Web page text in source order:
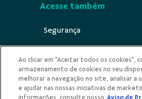
Acesse também
Segurança
Privacidade
Urna Ética
Ao clicar em "Aceitar todos os cookies",
armazenamento de cookies no seu
melhorar a navegação no site, analisar a
e ajudar nas nossas iniciativas de
informações, consulte nosso Aviso de